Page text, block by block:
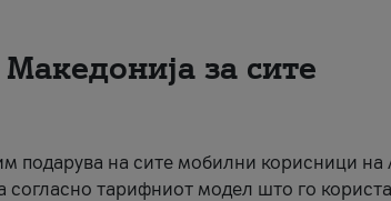
за сите
подарува на сите мобилни корисници на
согласно тарифниот модел што го